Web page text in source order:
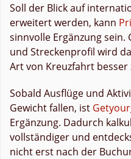
Soll der Blick auf
erweitert werden, kann
sinnvolle Ergänzung sein.
und Streckenprofil wird
Art von Kreuzfahrt
Sobald Ausflüge und
Gewicht fallen, ist
Ergänzung. Dadurch
vollständiger und
nicht erst nach der